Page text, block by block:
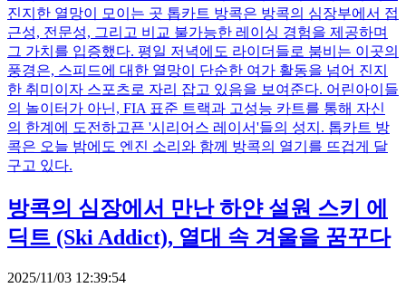
진지한 열망이 모이는 곳 톱카트 방콕은 방콕의 심장부에서 접
근성, 전문성, 그리고 비교 불가능한 레이싱 경험을 제공하며
그 가치를 입증했다. 평일 저녁에도 라이더들로 붐비는 이곳의
풍경은, 스피드에 대한 열망이 단순한 여가 활동을 넘어 진지
한 취미이자 스포츠로 자리 잡고 있음을 보여준다. 어린아이들
의 놀이터가 아닌, FIA 표준 트랙과 고성능 카트를 통해 자신
의 한계에 도전하고픈 '시리어스 레이서'들의 성지. 톱카트 방
콕은 오늘 밤에도 엔진 소리와 함께 방콕의 열기를 뜨겁게 달
구고 있다.
방콕의 심장에서 만난 하얀 설원 스키 에
딕트 (Ski Addict), 열대 속 겨울을 꿈꾸다
2025/11/03 12:39:54